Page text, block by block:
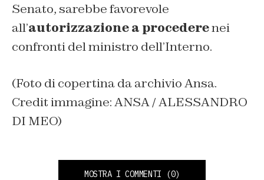
Senato, sarebbe favorevole
all’autorizzazione a procederenei
confronti del ministro dell’Interno.
(Foto di copertina da archivio Ansa.
Credit immagine: ANSA / ALESSANDRO
DI MEO)
MOSTRA I COMMENTI (0)